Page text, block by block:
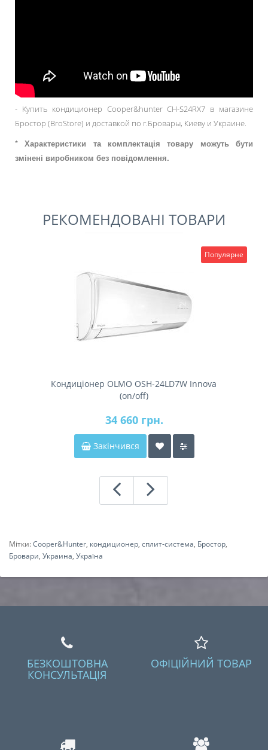
- Купить кондиционер Cooper&hunter CH-S24RX7 в магазине
Бростор (BroStore) и доставкой по г.Бровары, Киеву и Украине.
* Характеристики та комплектація товару можуть бути
змінені виробником без повідомлення.
РЕКОМЕНДОВАНІ ТОВАРИ
Популярне
Кондиціонер OLMO OSH-24LD7W Innova
(on/off)
34 660 грн.
Закінчився
Мітки:Cooper&Hunter, кондиционер, сплит-система, Бростор,
Бровари, Украина, Україна
БЕЗКОШТОВНА
КОНСУЛЬТАЦІЯ
ОФІЦІЙНИЙ ТОВАР